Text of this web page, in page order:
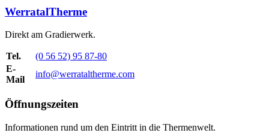
WerratalTherme
Direkt am Gradierwerk.
Tel.
(0 56 52) 95 87-80
E-
Mail
info@werrataltherme.com
Öffnungszeiten
Informationen rund um den Eintritt in die Thermenwelt.